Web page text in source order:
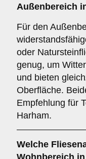
Außenbereich
Für den
oder
genug, um
und bieten
Oberfläche.
Empfehlung für
Harham.
Welche
Wohnbereich